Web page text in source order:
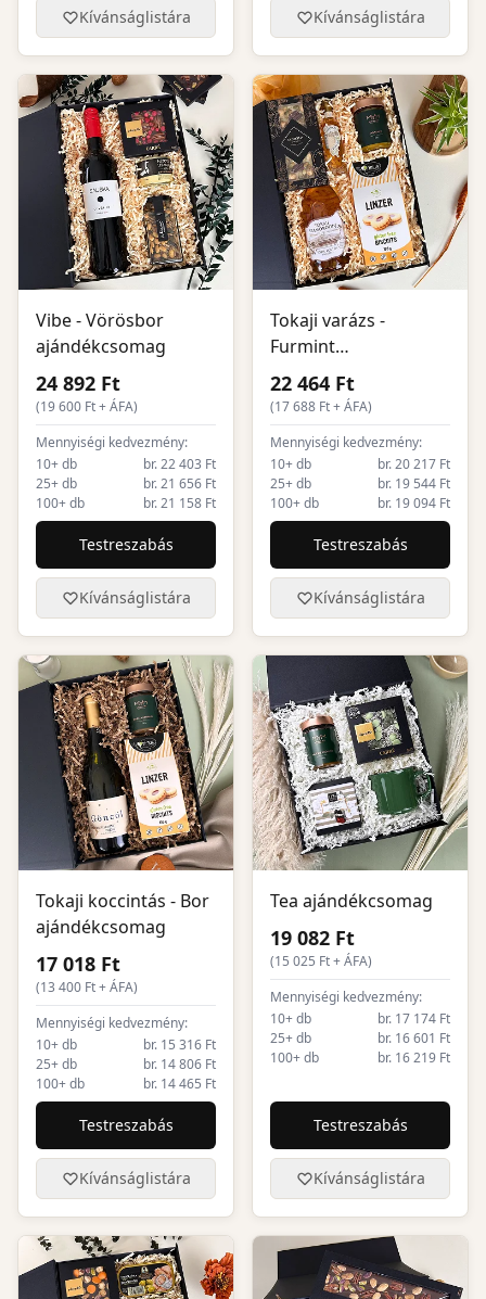
Kívánságlistára Kívánságlistára
Vibe - Vörösbor
ajándékcsomag
24 892 Ft
(19 600 Ft + ÁFA)
Mennyiségi kedvezmény:
10+ db
br. 22 403 Ft
25+ db
br. 21 656 Ft
100+ db
br. 21 158 Ft
Testreszabás
Kívánságlistára
Tokaji varázs -
Furmint
ajándékcsomag
22 464 Ft
(17 688 Ft + ÁFA)
Mennyiségi kedvezmény:
10+ db
br. 20 217 Ft
25+ db
br. 19 544 Ft
100+ db
br. 19 094 Ft
Testreszabás
Kívánságlistára
Tokaji koccintás - Bor
ajándékcsomag
17 018 Ft
(13 400 Ft + ÁFA)
Mennyiségi kedvezmény:
10+ db
br. 15 316 Ft
25+ db
br. 14 806 Ft
100+ db
br. 14 465 Ft
Testreszabás
Kívánságlistára
Tea ajándékcsomag
19 082 Ft
(15 025 Ft + ÁFA)
Mennyiségi kedvezmény:
10+ db
br. 17 174 Ft
25+ db
br. 16 601 Ft
100+ db
br. 16 219 Ft
Testreszabás
Kívánságlistára